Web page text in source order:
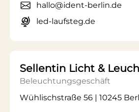
hallo@ident-berlin.de
led-laufsteg.de
Sellentin Licht &
Beleuchtungsgeschäft
Wühlischstraße 56 | 10245